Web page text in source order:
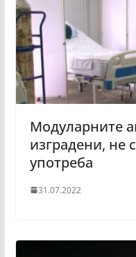
Модуларните
изградени, не
употреба
31.07.2022